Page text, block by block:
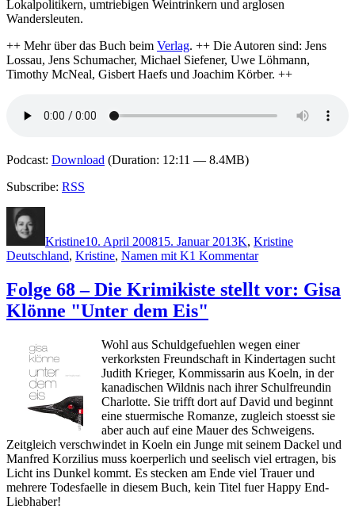
Lokalpolitikern, umtriebigen Weintrinkern und arglosen
Wandersleuten.
++ Mehr über das Buch beim Verlag. ++ Die Autoren sind: Jens
Lossau, Jens Schumacher, Michael Siefener, Uwe Löhmann,
Timothy McNeal, Gisbert Haefs und Joachim Körber. ++
Podcast: Download (Duration: 12:11 — 8.4MB)
Subscribe: RSS
Kristine10. April 200815. Januar 2013K, Kristine
Deutschland, Kristine, Namen mit K1 Kommentarzu
74
–
stellt
vor:
Joachim
Körber
(Hg.)
"Das
Morden
ist
des
Winzers
Lust"
Folge 68 – Die Krimikiste stellt vor: Gisa
Klönne "Unter dem Eis"
Wohl aus Schuldgefuehlen wegen einer
verkorksten Freundschaft in Kindertagen sucht
Judith Krieger, Kommissarin aus Koeln, in der
kanadischen Wildnis nach ihrer Schulfreundin
Charlotte. Sie trifft dort auf David und beginnt
eine stuermische Romanze, zugleich stoesst sie
aber auch auf eine Mauer des Schweigens.
Zeitgleich verschwindet in Koeln ein Junge mit seinem Dackel und
Manfred Korzilius muss koerperlich und seelisch viel ertragen, bis
Licht ins Dunkel kommt. Es stecken am Ende viel Trauer und
mehrere Todesfaelle in diesem Buch, kein Titel fuer Happy End-
Liebhaber!